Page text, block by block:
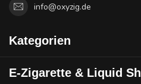
info@oxyzig.de
Kategorien
E-Zigarette & Liquid